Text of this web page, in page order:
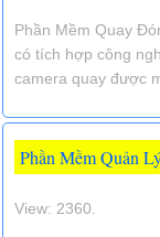
Phần Mềm Quay
có tích hợp công
camera quay được
Phần Mềm Quản
View: 2360.